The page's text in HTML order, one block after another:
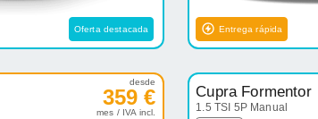
Oferta destacada Entrega rápida
desde
359 €
mes / IVA incl.
Cupra Formentor
1.5 TSI 5P Manual